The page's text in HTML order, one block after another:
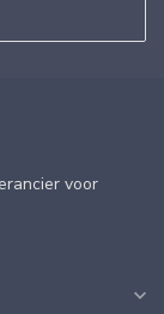
voor